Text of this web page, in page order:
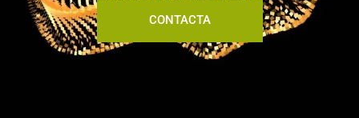
CONTACTA